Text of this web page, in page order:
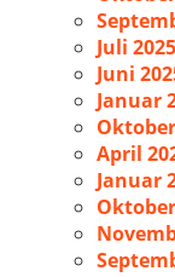
Juli 2025
Juni
Januar
April
Januar